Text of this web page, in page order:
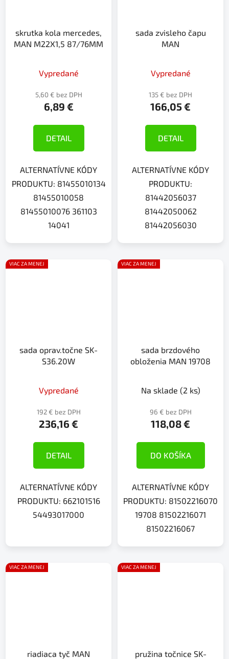
skrutka kola mercedes,
MAN M22X1,5 87/76MM
Vypredané
5,60 € bez DPH
6,89 €
DETAIL
ALTERNATÍVNE KÓDY
PRODUKTU: 81455010134
81455010058
81455010076 361103
14041
sada zvisleho čapu
MAN
Vypredané
135 € bez DPH
166,05 €
DETAIL
ALTERNATÍVNE KÓDY
PRODUKTU:
81442056037
81442050062
81442056030
VIAC ZA MENEJ
sada oprav.točne SK-
S36.20W
Vypredané
192 € bez DPH
236,16 €
DETAIL
ALTERNATÍVNE KÓDY
PRODUKTU: 662101516
54493017000
VIAC ZA MENEJ
sada brzdového
obloženia MAN 19708
Na sklade (2 ks)
96 € bez DPH
118,08 €
DO KOŠÍKA
ALTERNATÍVNE KÓDY
PRODUKTU: 81502216070
19708 81502216071
81502216067
VIAC ZA MENEJ
riadiaca tyč MAN
VIAC ZA MENEJ
pružina točnice SK-